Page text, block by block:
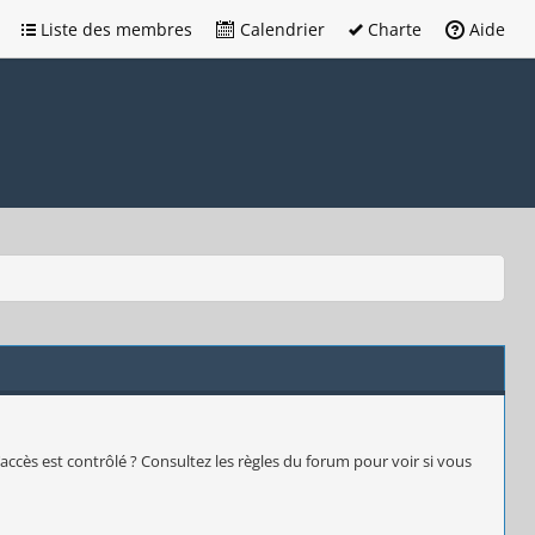
Liste des membres Calendrier Charte Aide
est contrôlé ? Consultez les règles du forum pour voir si vous